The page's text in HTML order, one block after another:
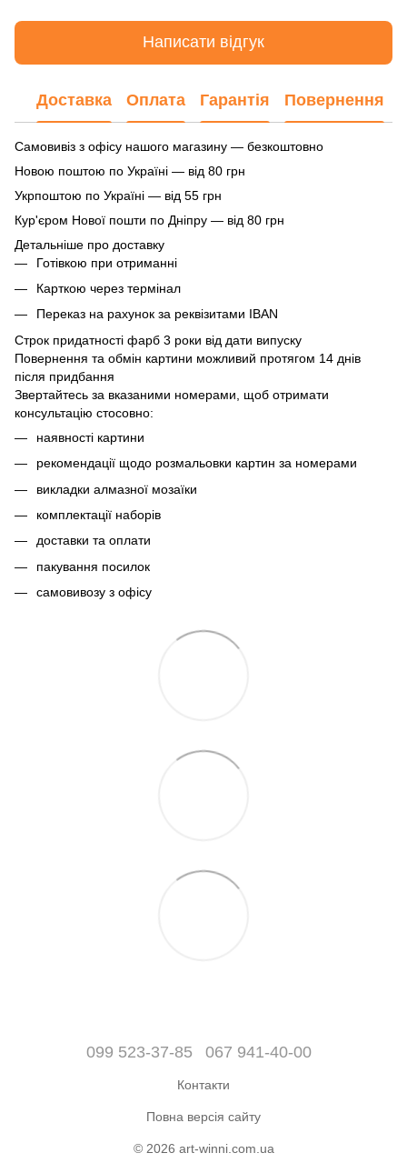
Написати відгук
Доставка Оплата Гарантія Повернення
Самовивіз з офісу нашого магазину — безкоштовно
Новою поштою по Україні — від 80 грн
Укрпоштою по Україні — від 55 грн
Кур'єром Нової пошти по Дніпру — від 80 грн
Детальніше про доставку
Готівкою при отриманні
Карткою через термінал
Переказ на рахунок за реквізитами IBAN
Строк придатності фарб 3 роки від дати випуску
Повернення та обмін картини можливий протягом 14 днів
після придбання
Звертайтесь за вказаними номерами, щоб отримати
консультацію стосовно:
наявності картини
рекомендації щодо розмальовки картин за номерами
викладки алмазної мозаїки
комплектації наборів
доставки та оплати
пакування посилок
самовивозу з офісу
099 523-37-85 067 941-40-00
Контакти
Повна версія сайту
© 2026 art-winni.com.ua